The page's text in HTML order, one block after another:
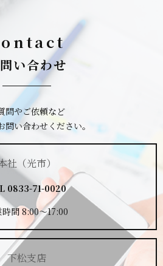
い合わせ
問やご依頼など
問い合わせください。
社（光市）
0833-71-0020
時間 8:00～17:00
下松支店